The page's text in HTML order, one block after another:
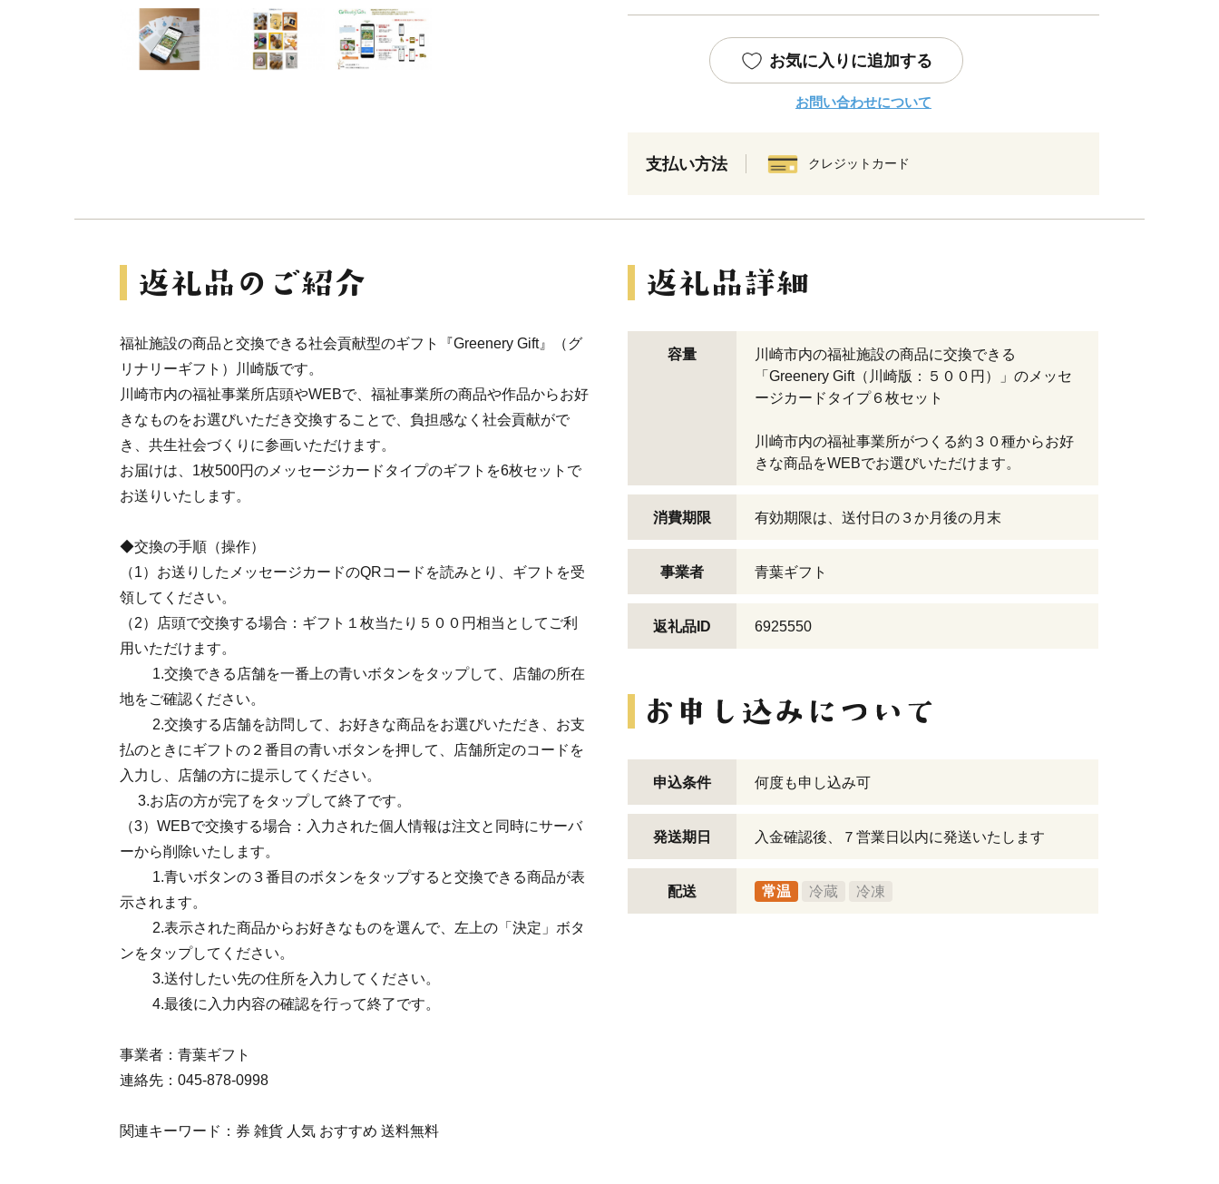
お気に入りに追加する
お問い合わせについて
支払い方法 クレジットカード
福祉施設の商品と交換できる社会貢献型のギフト『Greenery Gift』（グ
リナリーギフト）川崎版です。
川崎市内の福祉事業所店頭やWEBで、福祉事業所の商品や作品からお好
きなものをお選びいただき交換することで、負担感なく社会貢献がで
き、共生社会づくりに参画いただけます。
お届けは、1枚500円のメッセージカードタイプのギフトを6枚セットで
お送りいたします。
◆交換の手順（操作）
（1）お送りしたメッセージカードのQRコードを読みとり、ギフトを受
領してください。
（2）店頭で交換する場合：ギフト１枚当たり５００円相当としてご利
用いただけます。
1.交換できる店舗を一番上の青いボタンをタップして、店舗の所在
地をご確認ください。
2.交換する店舗を訪問して、お好きな商品をお選びいただき、お支
払のときにギフトの２番目の青いボタンを押して、店舗所定のコードを
入力し、店舗の方に提示してください。
3.お店の方が完了をタップして終了です。
（3）WEBで交換する場合：入力された個人情報は注文と同時にサーバ
ーから削除いたします。
1.青いボタンの３番目のボタンをタップすると交換できる商品が表
示されます。
2.表示された商品からお好きなものを選んで、左上の「決定」ボタ
ンをタップしてください。
3.送付したい先の住所を入力してください。
4.最後に入力内容の確認を行って終了です。
事業者：青葉ギフト
連絡先：045-878-0998
関連キーワード：券 雑貨 人気 おすすめ 送料無料
容量
川崎市内の福祉施設の商品に交換できる
「Greenery Gift（川崎版：５００円）」のメッセ
ージカードタイプ６枚セット
川崎市内の福祉事業所がつくる約３０種からお好
きな商品をWEBでお選びいただけます。
消費期限 有効期限は、送付日の３か月後の月末
事業者 青葉ギフト
返礼品ID 6925550
申込条件 何度も申し込み可
発送期日 入金確認後、７営業日以内に発送いたします
配送 常温 冷蔵 冷凍